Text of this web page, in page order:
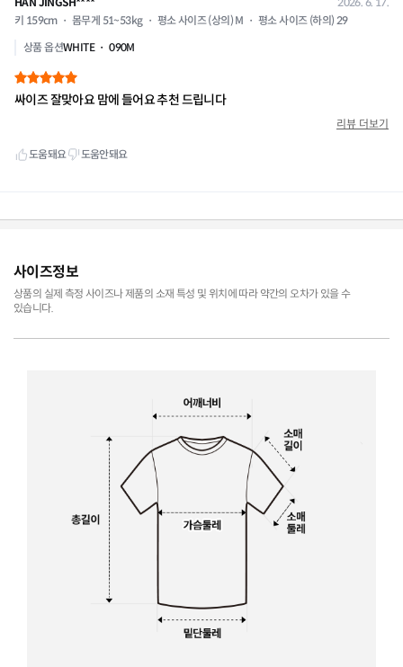
사이즈정보
상품의 실제 측정 사이즈나 제품의 소재 특성 및 위치에 따라 약간의 오차가 있을 수
있습니다.